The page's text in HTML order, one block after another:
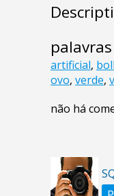
artificial,
ovo, verde,
não há